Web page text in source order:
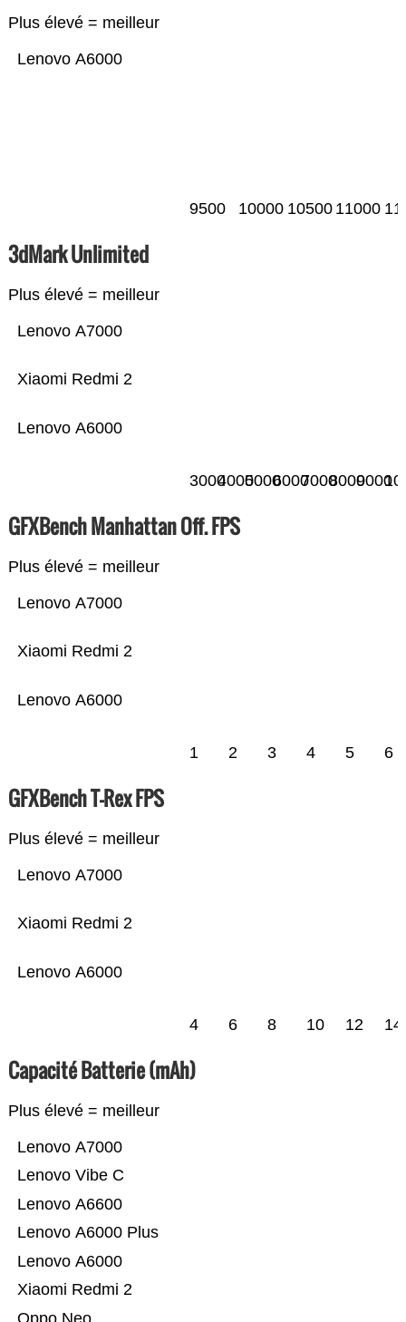
Plus élevé = meilleur
Lenovo A6000
9500 10000 10500 11000
3dMark Unlimited
Plus élevé = meilleur
Lenovo A6000
Xiaomi Redmi 2
Lenovo A7000
3000400050006000700080009000
GFXBench Manhattan Off. FPS
Plus élevé = meilleur
Lenovo A6000
Xiaomi Redmi 2
Lenovo A7000
1 2 3 4 5 6
GFXBench T-Rex FPS
Plus élevé = meilleur
Lenovo A6000
Xiaomi Redmi 2
Lenovo A7000
4 6 8 10 12 14
Capacité Batterie (mAh)
Plus élevé = meilleur
Xiaomi Redmi 2
Lenovo A6000
Lenovo A6000 Plus
Lenovo A6600
Lenovo Vibe C
Lenovo A7000